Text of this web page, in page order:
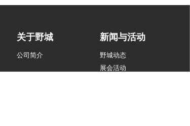
公司简介
关于野城 新闻与活动
野城动态
展会活动